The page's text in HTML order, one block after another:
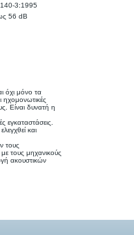
3:1995
56 dB
όχι μόνο τα
Είναι δυνατή η
εγκαταστάσεις.
και
τους
τους μηχανικούς
ακουστικών